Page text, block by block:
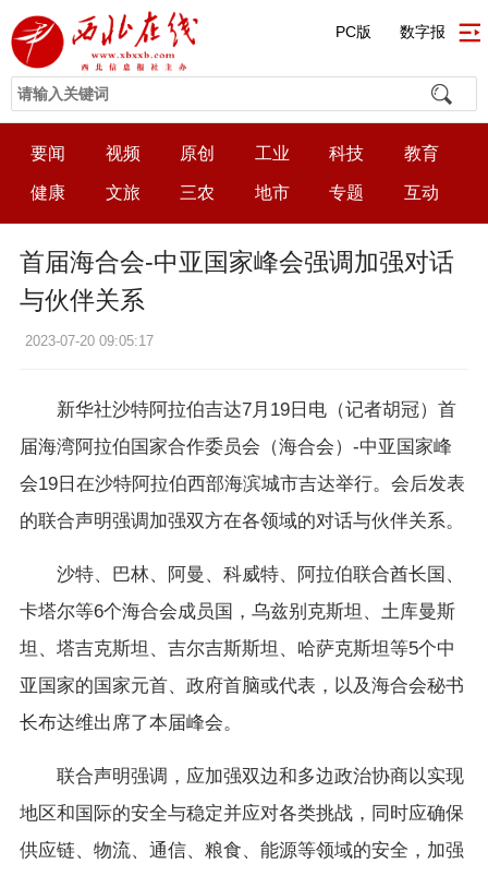
PC版 数字报
要闻 视频 原创 工业 科技 教育
健康 文旅 三农 地市 专题 互动
首届海合会-中亚国家峰会强调加强对话
与伙伴关系
2023-07-20 09:05:17
新华社沙特阿拉伯吉达7月19日电（记者胡冠）首
届海湾阿拉伯国家合作委员会（海合会）-中亚国家峰
会19日在沙特阿拉伯西部海滨城市吉达举行。会后发表
的联合声明强调加强双方在各领域的对话与伙伴关系。
沙特、巴林、阿曼、科威特、阿拉伯联合酋长国、
卡塔尔等6个海合会成员国，乌兹别克斯坦、土库曼斯
坦、塔吉克斯坦、吉尔吉斯斯坦、哈萨克斯坦等5个中
亚国家的国家元首、政府首脑或代表，以及海合会秘书
长布达维出席了本届峰会。
联合声明强调，应加强双边和多边政治协商以实现
地区和国际的安全与稳定并应对各类挑战，同时应确保
供应链、物流、通信、粮食、能源等领域的安全，加强